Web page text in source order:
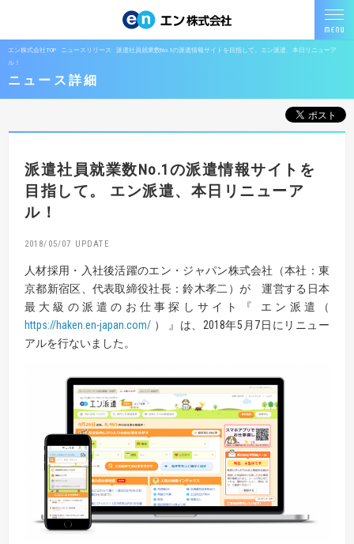
エン株式会社TOP ニュースリリース
派遣社員就業数No.1の派遣情報サイトを目指して。エン派遣、本日リニューア
ル！
ニュース詳細
派遣社員就業数No.1の派遣情報サイトを
目指して。 エン派遣、本日リニューア
ル！
2018/05/07
人材採用・入社後活躍のエン・ジャパン株式会社（本社：東
京都新宿区、代表取締役社長：鈴木孝二）が 運営する日本
最大級の派遣のお仕事探しサイト『 エン派遣（
https://haken.en-japan.com/ ） 』は、2018年5月7日にリニュー
アルを行ないました。